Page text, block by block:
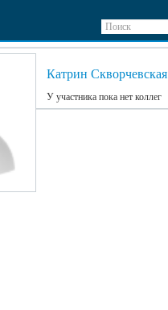
Поиск
Катрин Скворчевская
У участника пока нет коллег